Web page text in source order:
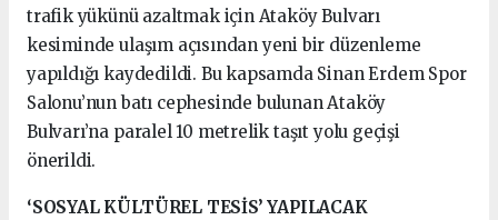
trafik yükünü azaltmak için Ataköy Bulvarı
kesiminde ulaşım açısından yeni bir düzenleme
yapıldığı kaydedildi. Bu kapsamda Sinan Erdem Spor
Salonu’nun batı cephesinde bulunan Ataköy
Bulvarı’na paralel 10 metrelik taşıt yolu geçişi
önerildi.
‘SOSYAL KÜLTÜREL TESİS’ YAPILACAK